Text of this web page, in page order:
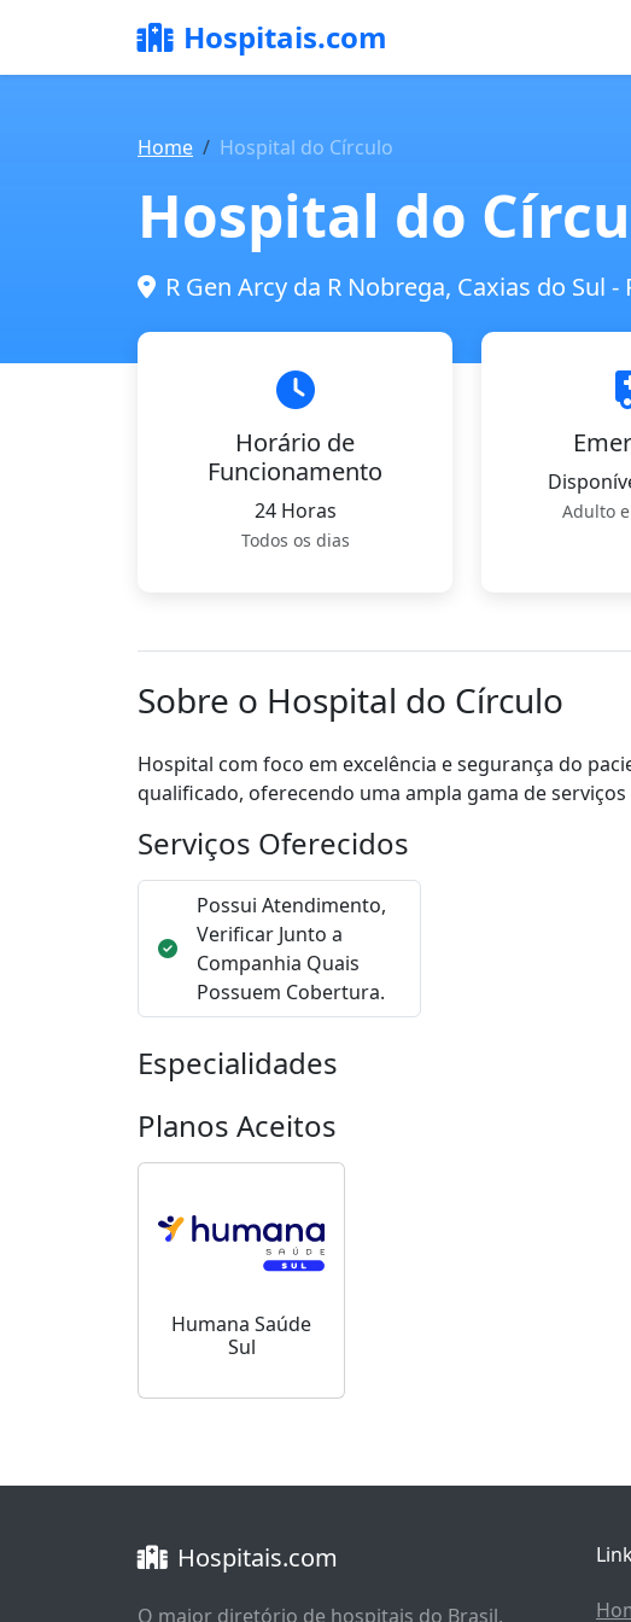
Hospitais.com
Home Hospital do Círculo
Hospital do
R Gen Arcy da R Nobrega, Caxias do Sul -
Horário de
Funcionamento
24 Horas
Todos os dias
Adulto
Sobre o Hospital do Círculo
Hospital com foco em excelência e segurança do
qualificado, oferecendo uma ampla gama de serviços
Serviços Oferecidos
Possui Atendimento,
Verificar Junto a
Companhia Quais
Possuem Cobertura.
Especialidades
Planos Aceitos
Humana Saúde
Sul
Hospitais.com
O maior diretório de hospitais do Brasil,